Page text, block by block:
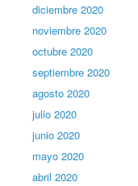
diciembre 2020
noviembre 2020
octubre 2020
septiembre 2020
agosto 2020
julio 2020
junio 2020
mayo 2020
abril 2020